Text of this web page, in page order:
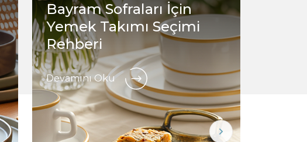
Bayram Sofraları İçin
Yemek Takımı Seçimi
Rehberi
Devamını Oku